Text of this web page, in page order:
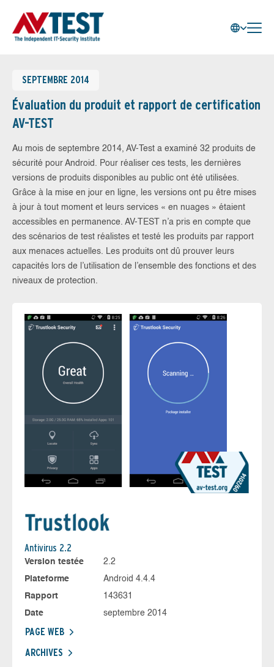
SEPTEMBRE 2014
Évaluation du produit et rapport de certification
AV-TEST
Au mois de septembre 2014, AV-Test a examiné 32 produits de
sécurité pour Android. Pour réaliser ces tests, les dernières
versions de produits disponibles au public ont été utilisées.
Grâce à la mise en jour en ligne, les versions ont pu être mises
à jour à tout moment et leurs services « en nuages » étaient
accessibles en permanence. AV-TEST n’a pris en compte que
des scénarios de test réalistes et testé les produits par rapport
aux menaces actuelles. Les produits ont dû prouver leurs
capacités lors de l’utilisation de l’ensemble des fonctions et des
niveaux de protection.
Antivirus 2.2
Version testée
2.2
Plateforme
Android 4.4.4
Rapport
143631
Date
septembre 2014
PAGE WEB
ARCHIVES